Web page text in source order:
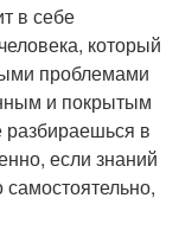
в себе
который
проблемами
и покрытым
разбираешься в
если знаний
самостоятельно,